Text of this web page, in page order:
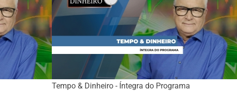
Tempo & Dinheiro - Íntegra do Programa